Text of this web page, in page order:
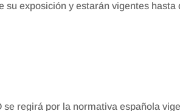
su exposición y estarán vigentes
regirá por la normativa española